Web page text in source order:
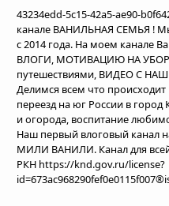
43234edd-5c15-42a5-ae90-
канале ВАНИЛЬНАЯ СЕМЬЯ !
с 2014 года. На моем канале
ВЛОГИ, МОТИВАЦИЮ НА
путешествиями, ВИДЕО С
Делимся всем что
переезд на юг России в город
и огорода, воспитание
Наш первый влоговый канал
МИЛИ ВАНИЛИ. Канал для
РКН https://knd.gov.ru/license?